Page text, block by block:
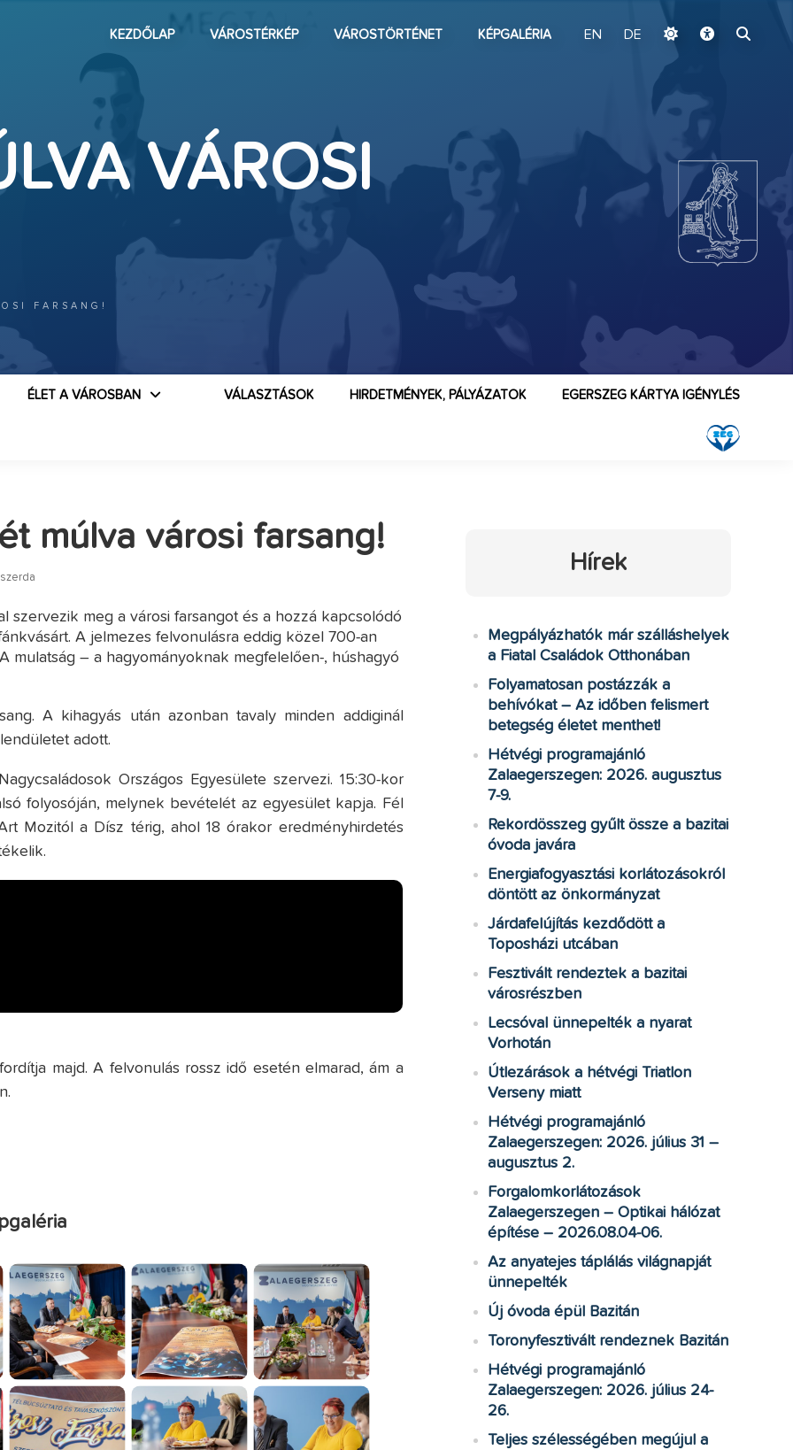
KEZDŐLAP VÁROSTÉRKÉP VÁROSTÖRTÉNET KÉPGALÉRIA EN DE
VÁROSI
FARSANG!
ÉLET A VÁROSBAN EGERSZEG KÁRTYA IGÉNYLÉS
HIRDETMÉNYEK, PÁLYÁZATOK
VÁLASZTÁSOK
múlva városi farsang!
szervezik meg a városi farsangot és a hozzá kapcsolódó
A jelmezes felvonulásra eddig közel 700-an
mulatság – a hagyományoknak megfelelően-, húshagyó
A kihagyás után azonban tavaly minden addiginál
adott.
Országos Egyesülete szervezi. 15:30-kor
folyosóján, melynek bevételét az egyesület kapja. Fél
Mozitól a Dísz térig, ahol 18 órakor eredményhirdetés
majd. A felvonulás rossz idő esetén elmarad, ám a
Hírek
Megpályázhatók már szálláshelyek
a Fiatal Családok Otthonában
Folyamatosan postázzák a
behívókat – Az időben felismert
betegség életet menthet!
Hétvégi programajánló
Zalaegerszegen: 2026. augusztus
7-9.
Rekordösszeg gyűlt össze a bazitai
óvoda javára
Energiafogyasztási korlátozásokról
döntött az önkormányzat
Járdafelújítás kezdődött a
Toposházi utcában
Fesztivált rendeztek a bazitai
városrészben
Lecsóval ünnepelték a nyarat
Vorhotán
Útlezárások a hétvégi Triatlon
Verseny miatt
Hétvégi programajánló
Zalaegerszegen: 2026. július 31 –
augusztus 2.
Forgalomkorlátozások
Zalaegerszegen – Optikai hálózat
építése – 2026.08.04-06.
Az anyatejes táplálás világnapját
ünnepelték
Új óvoda épül Bazitán
Toronyfesztivált rendeznek Bazitán
Hétvégi programajánló
Zalaegerszegen: 2026. július 24-
26.
Teljes szélességében megújul a